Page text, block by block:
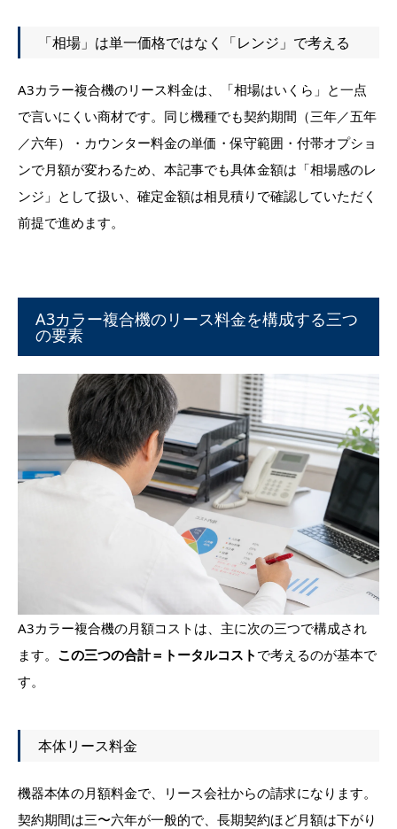
「相場」は単一価格ではなく「レンジ」で考える
A3カラー複合機のリース料金は、「相場はいくら」と一点
で言いにくい商材です。同じ機種でも契約期間（三年／五年
／六年）・カウンター料金の単価・保守範囲・付帯オプショ
ンで月額が変わるため、本記事でも具体金額は「相場感のレ
ンジ」として扱い、確定金額は相見積りで確認していただく
前提で進めます。
A3カラー複合機のリース料金を構成する三つ
の要素
A3カラー複合機の月額コストは、主に次の三つで構成され
ます。 この三つの合計＝トータルコスト で考えるのが基本で
す。
本体リース料金
機器本体の月額料金で、リース会社からの請求になります。
契約期間は三〜六年が一般的で、長期契約ほど月額は下がり